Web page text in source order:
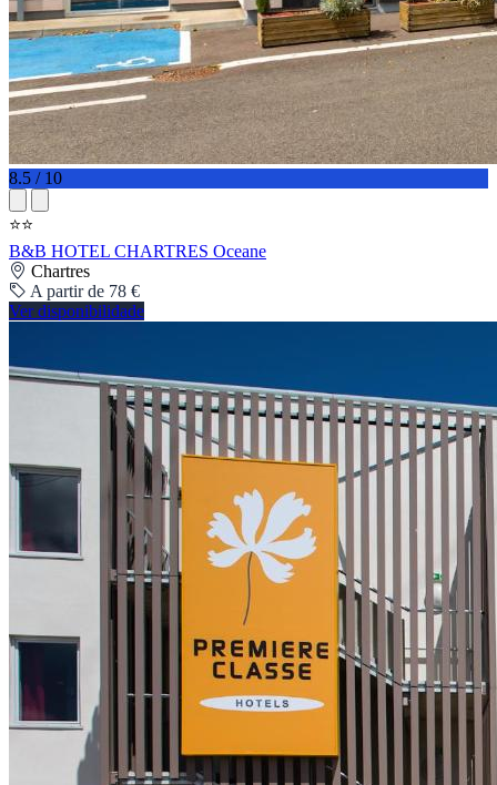
8.5 / 10
⭐⭐
B&B HOTEL CHARTRES Oceane
Chartres
A partir de 78 €
Ver disponibilidade